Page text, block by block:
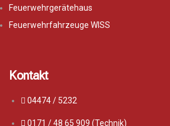
Feuerwehrgerätehaus
Feuerwehrfahrzeuge WISS
Kontakt
04474 / 5232
0171 / 48 65 909 (Technik)